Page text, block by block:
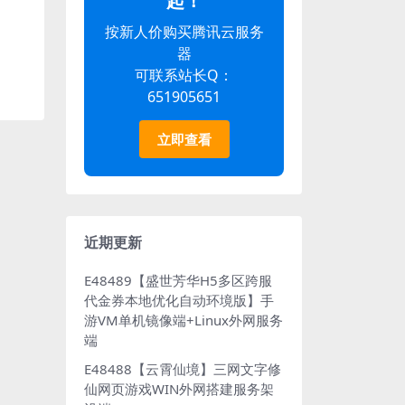
按新人价购买腾讯云服务
器
可联系站长Q：
651905651
立即查看
近期更新
E48489【盛世芳华H5多区跨服
代金券本地优化自动环境版】手
游VM单机镜像端+Linux外网服务
端
E48488【云霄仙境】三网文字修
仙网页游戏WIN外网搭建服务架